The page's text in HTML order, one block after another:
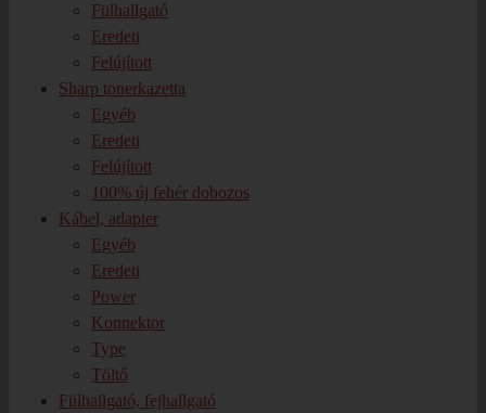
Fülhallgató
Eredeti
Felújított
Sharp tonerkazetta
Egyéb
Eredeti
Felújított
100% új fehér dobozos
Kábel, adapter
Egyéb
Eredeti
Power
Konnektor
Type
Töltő
Fülhallgató, fejhallgató